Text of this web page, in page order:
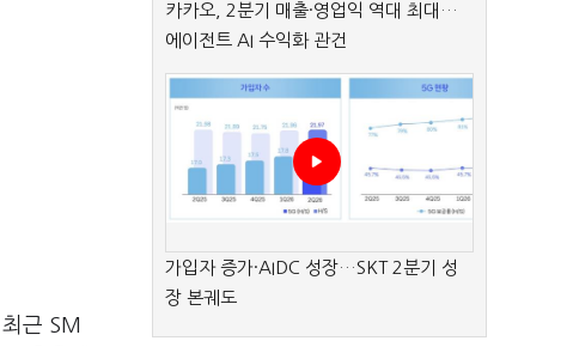
근 SM
카카오, 2분기 매출·영업익 역대 최대…
에이전트 AI 수익화 관건
가입자 증가·AIDC 성장…SKT 2분기 성
장 본궤도